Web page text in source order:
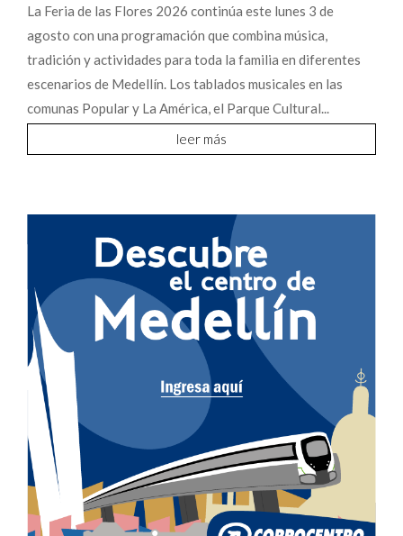
La Feria de las Flores 2026 continúa este lunes 3 de
agosto con una programación que combina música,
tradición y actividades para toda la familia en diferentes
escenarios de Medellín. Los tablados musicales en las
comunas Popular y La América, el Parque Cultural...
leer más